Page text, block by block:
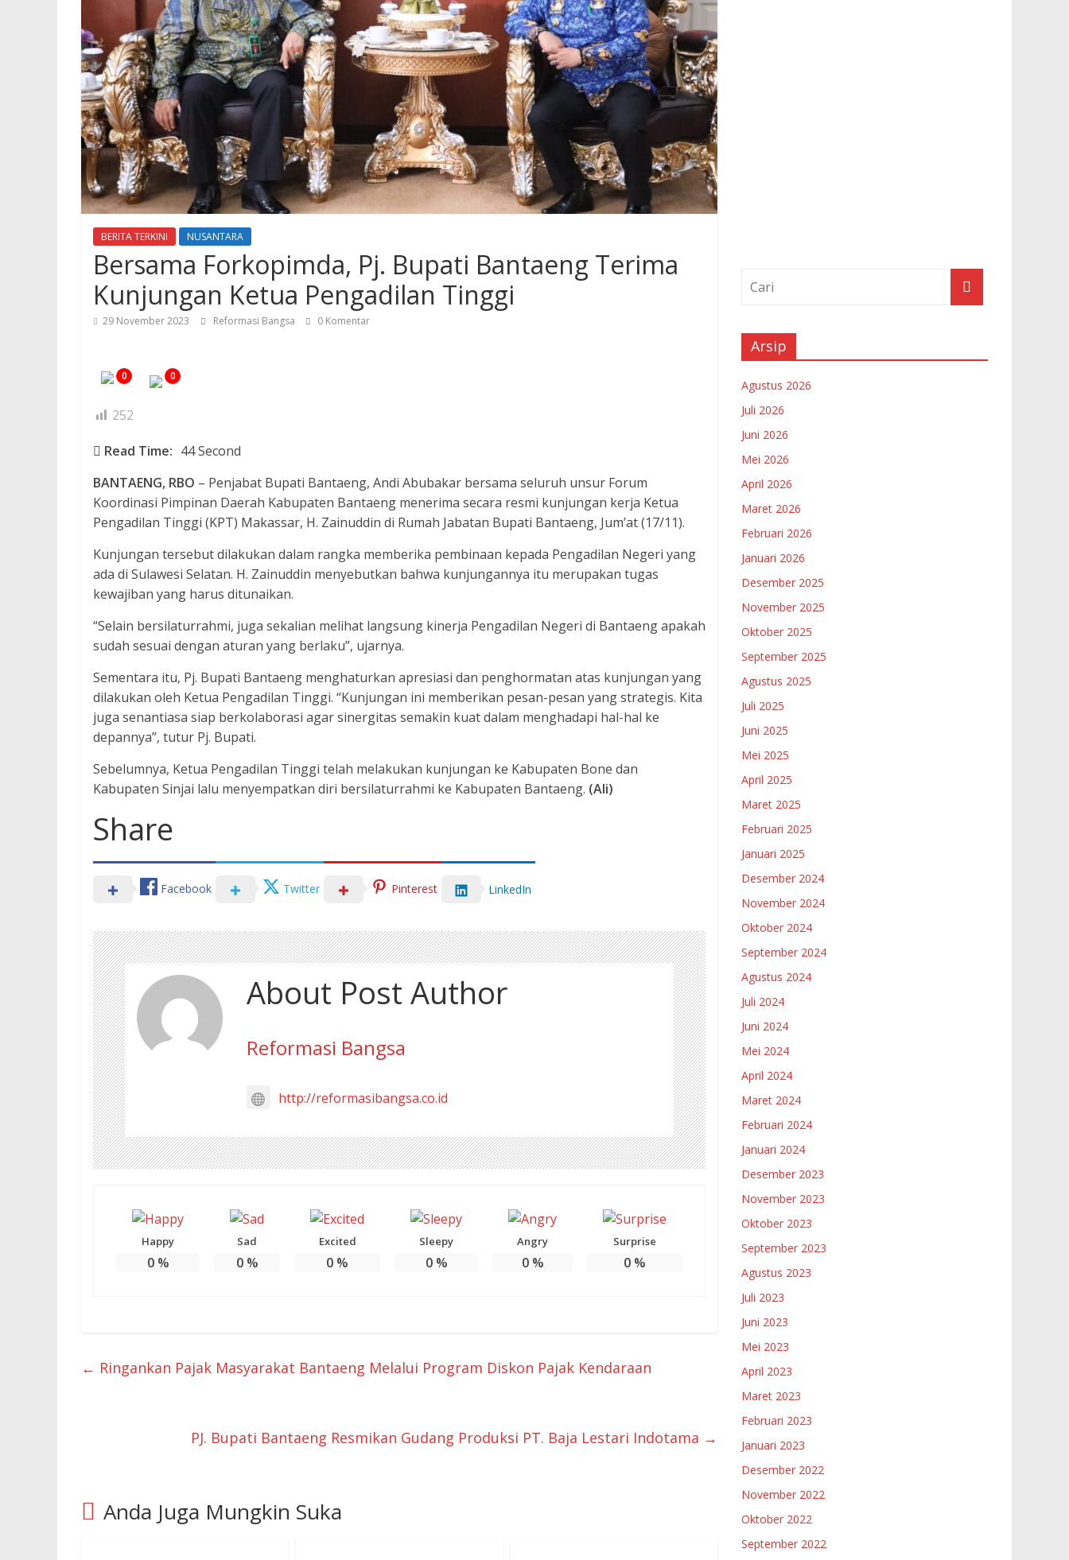
BERITA TERKINI NUSANTARA
Bersama Forkopimda, Pj. Bupati Bantaeng Terima
Kunjungan Ketua Pengadilan Tinggi
29 November 2023 Reformasi Bangsa 0 Komentar
0 0
252
Read Time: 44 Second
BANTAENG, RBO – Penjabat Bupati Bantaeng, Andi Abubakar bersama seluruh unsur Forum
Koordinasi Pimpinan Daerah Kabupaten Bantaeng menerima secara resmi kunjungan kerja Ketua
Pengadilan Tinggi (KPT) Makassar, H. Zainuddin di Rumah Jabatan Bupati Bantaeng, Jum’at (17/11).
Kunjungan tersebut dilakukan dalam rangka memberika pembinaan kepada Pengadilan Negeri yang
ada di Sulawesi Selatan. H. Zainuddin menyebutkan bahwa kunjungannya itu merupakan tugas
kewajiban yang harus ditunaikan.
“Selain bersilaturrahmi, juga sekalian melihat langsung kinerja Pengadilan Negeri di Bantaeng apakah
sudah sesuai dengan aturan yang berlaku”, ujarnya.
Sementara itu, Pj. Bupati Bantaeng menghaturkan apresiasi dan penghormatan atas kunjungan yang
dilakukan oleh Ketua Pengadilan Tinggi. “Kunjungan ini memberikan pesan-pesan yang strategis. Kita
juga senantiasa siap berkolaborasi agar sinergitas semakin kuat dalam menghadapi hal-hal ke
depannya”, tutur Pj. Bupati.
Sebelumnya, Ketua Pengadilan Tinggi telah melakukan kunjungan ke Kabupaten Bone dan
Kabupaten Sinjai lalu menyempatkan diri bersilaturrahmi ke Kabupaten Bantaeng. (Ali)
Share
Facebook Twitter Pinterest LinkedIn
About Post Author
Reformasi Bangsa
http://reformasibangsa.co.id
Happy
0%
Sad
0%
Excited
0 %
Sleepy
0%
Angry
0%
Surprise
0 %
← Ringankan Pajak Masyarakat Bantaeng Melalui Program Diskon Pajak Kendaraan
PJ. Bupati Bantaeng Resmikan Gudang Produksi PT. Baja Lestari Indotama →
Anda Juga Mungkin Suka
Arsip
Agustus 2026
Juli 2026
Juni 2026
Mei 2026
April 2026
Maret 2026
Februari 2026
Januari 2026
Desember 2025
November 2025
Oktober 2025
September 2025
Agustus 2025
Juli 2025
Juni 2025
Mei 2025
April 2025
Maret 2025
Februari 2025
Januari 2025
Desember 2024
November 2024
Oktober 2024
September 2024
Agustus 2024
Juli 2024
Juni 2024
Mei 2024
April 2024
Maret 2024
Februari 2024
Januari 2024
Desember 2023
November 2023
Oktober 2023
September 2023
Agustus 2023
Juli 2023
Juni 2023
Mei 2023
April 2023
Maret 2023
Februari 2023
Januari 2023
Desember 2022
November 2022
Oktober 2022
September 2022